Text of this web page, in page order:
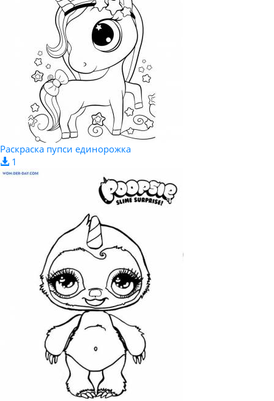
Раскраска пупси единорожка
1